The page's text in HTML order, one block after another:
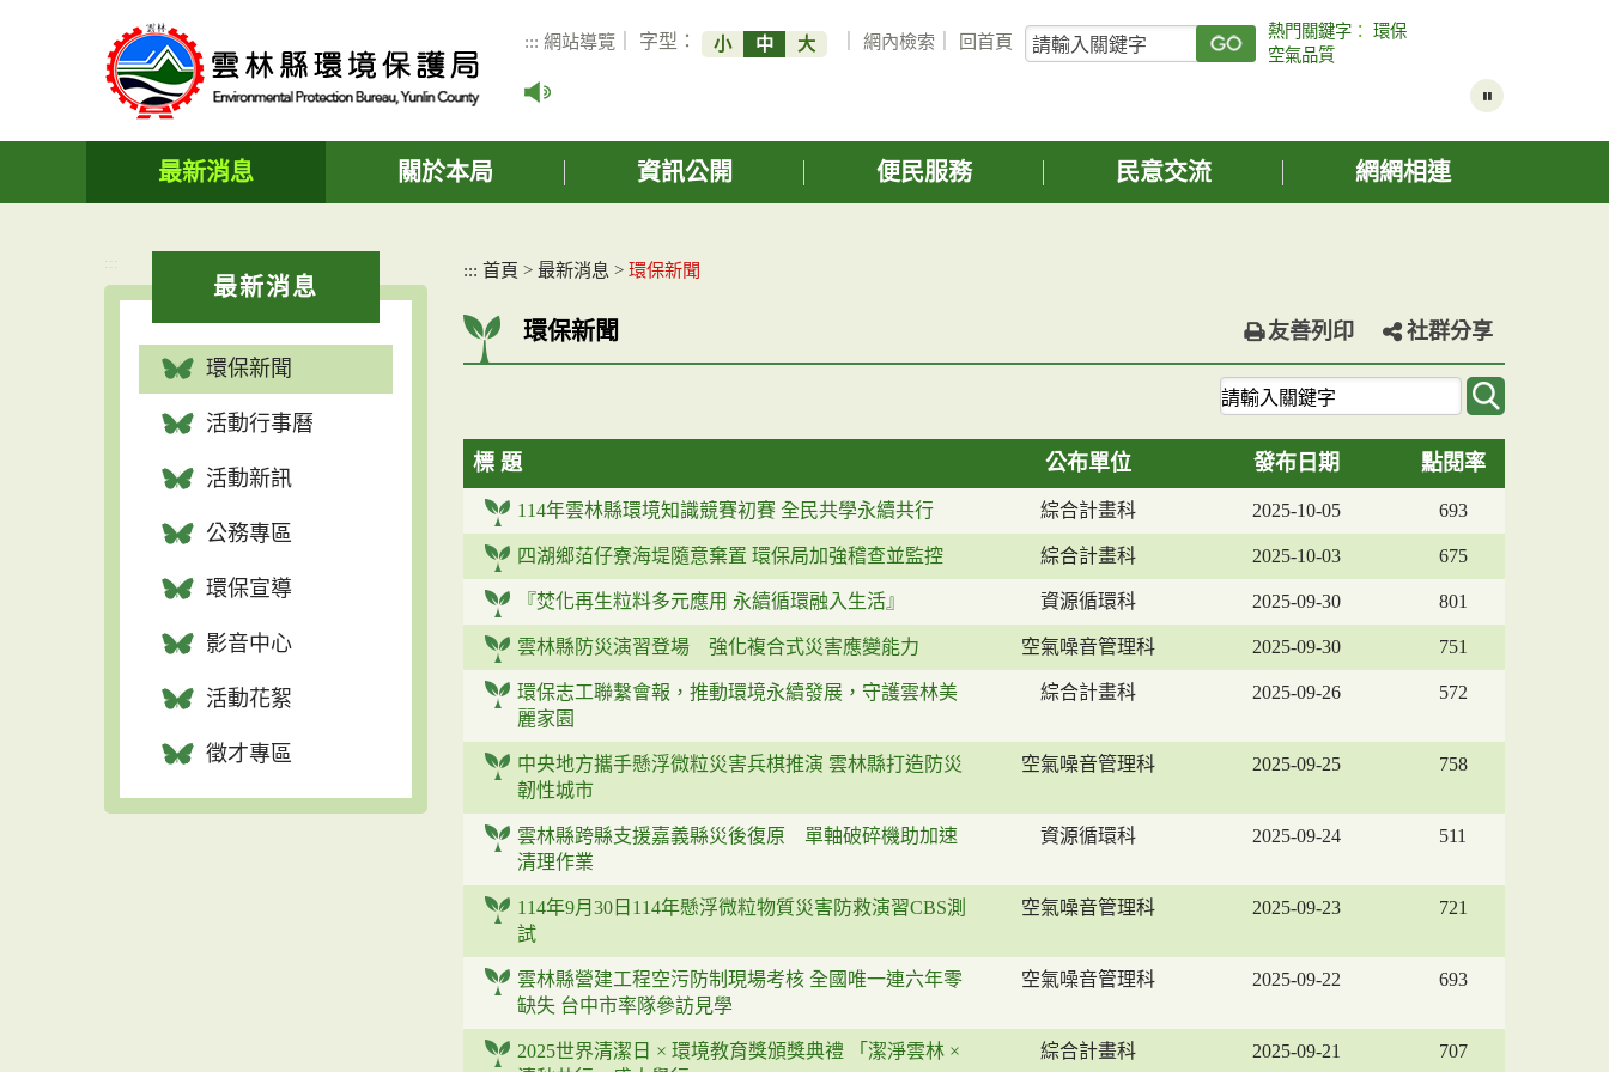
容
::: 網站導覽 ｜ 字型： 小 中 大 ｜網內檢索 回首頁
關
鍵
詢
熱門關鍵字 ：環保
空氣品質
最新消息 關於本局 資訊公開 便民服務 民意交流 網網相連
:::
最新消息
環保新聞
活動行事曆
活動新訊
公務專區
環保宣導
影音中心
活動花絮
徵才專區
::: 首頁 > 最新消息 > 環保新聞
環保新聞 友善列印 社群分享
關
鍵
字
詢
標 題 公布單位 發布日期 點閱率
114年雲林縣環境知識競賽初賽 全民共學永續共行 綜合計畫科 2025-10-05 693
四湖鄉萡仔寮海堤隨意棄置 環保局加強稽查並監控 綜合計畫科 2025-10-03 675
『焚化再生粒料多元應用 永續循環融入生活』 資源循環科 2025-09-30 801
雲林縣防災演習登場 強化複合式災害應變能力 空氣噪音管理科 2025-09-30 751
環保志工聯繫會報，推動環境永續發展，守護雲林美
麗家園
綜合計畫科 2025-09-26 572
中央地方攜手懸浮微粒災害兵棋推演 雲林縣打造防災
韌性城市
空氣噪音管理科 2025-09-25 758
雲林縣跨縣支援嘉義縣災後復原 單軸破碎機助加速
清理作業
資源循環科 2025-09-24 511
114年9月30日114年懸浮微粒物質災害防救演習CBS測
試
空氣噪音管理科 2025-09-23 721
雲林縣營建工程空污防制現場考核 全國唯一連六年零
缺失 台中市率隊參訪見學
空氣噪音管理科 2025-09-22 693
2025世界清潔日 × 環境教育獎頒獎典禮 「潔淨雲林 ×
綜合計畫科 2025-09-21 707